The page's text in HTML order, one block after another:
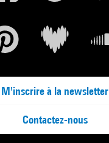
M'inscrire à la newsletter
Contactez-nous